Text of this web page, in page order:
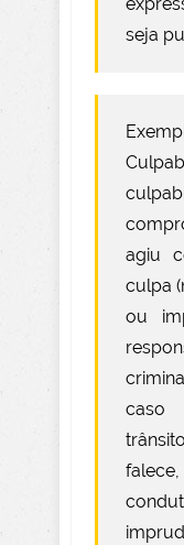
seja
agiu
culpa
ou
caso
falece,